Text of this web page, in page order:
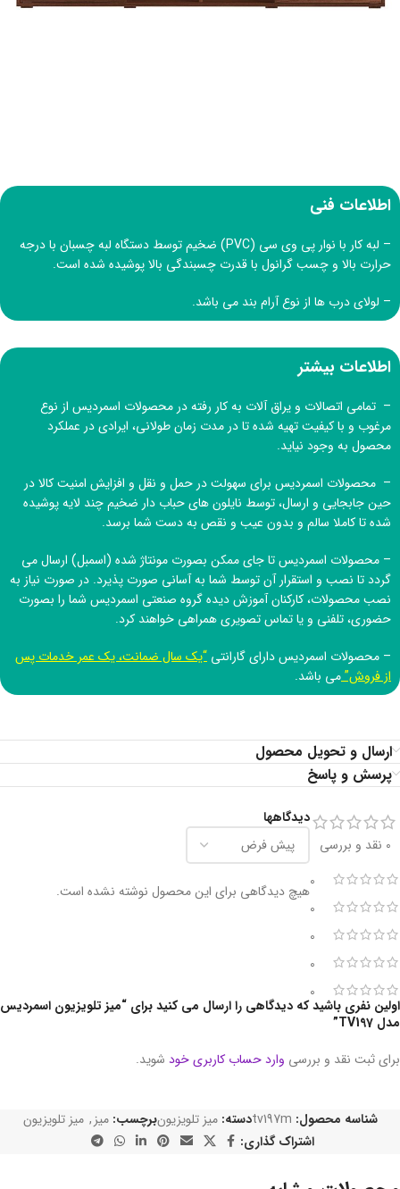
اطلاعات فنی
– لبه کار با نوار پی وی سی (PVC) ضخیم توسط دستگاه لبه چسبان با درجه
حرارت بالا و چسب گرانول با قدرت چسبندگی بالا پوشیده شده است.
– لولای درب ها از نوع آرام بند می باشد.
اطلاعات بیشتر
– تمامی اتصالات و یراق آلات به کار رفته در محصولات اسمردیس از نوع
مرغوب و با کیفیت تهیه شده تا در مدت زمان طولانی، ایرادی در عملکرد
محصول به وجود نیاید.
– محصولات اسمردیس برای سهولت در حمل و نقل و افزایش امنیت کالا در
حین جابجایی و ارسال، توسط نایلون های حباب دار ضخیم چند لایه پوشیده
شده تا کاملا سالم و بدون عیب و نقص به دست شما برسد.
– محصولات اسمردیس تا جای ممکن بصورت مونتاژ شده (اسمبل) ارسال می
گردد تا نصب و استقرار آن توسط شما به آسانی صورت پذیرد. در صورت نیاز به
نصب محصولات، کارکنان آموزش دیدهگروه صنعتی اسمردیس شما را بصورت
حضوری، تلفنی و یا تماس تصویری همراهی خواهند کرد.
– محصولات اسمردیس دارای گارانتی “یک سال ضمانت، یک عمر خدمات پس
از فروش”می باشد.
ارسال و تحویل محصول
پرسش و پاسخ
0 نقد و بررسی
0
0
0
0
0
دیدگاهها
هیچ دیدگاهی برای این محصول نوشته نشده است.
اولین نفری باشید که دیدگاهی را ارسال می کنید برای “میز تلویزیون اسمردیس
مدل TV197”
برای ثبت نقد و بررسی وارد حساب کاربری خود شوید.
شناسه محصول: tv197mدسته: میز تلویزیونبرچسب: میز , میز تلویزیون
اشتراک گذاری: